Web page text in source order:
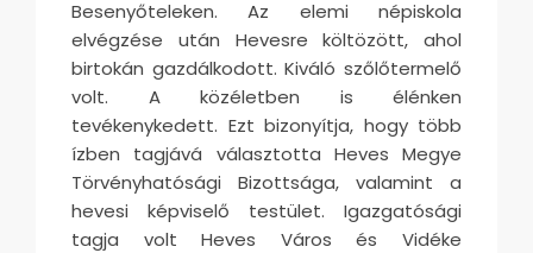
Besenyőteleken. Az elemi népiskola
elvégzése után Hevesre költözött, ahol
birtokán gazdálkodott. Kiváló szőlőtermelő
volt. A közéletben is élénken
tevékenykedett. Ezt bizonyítja, hogy több
ízben tagjává választotta Heves Megye
Törvényhatósági Bizottsága, valamint a
hevesi képviselő testület. Igazgatósági
tagja volt Heves Város és Vidéke